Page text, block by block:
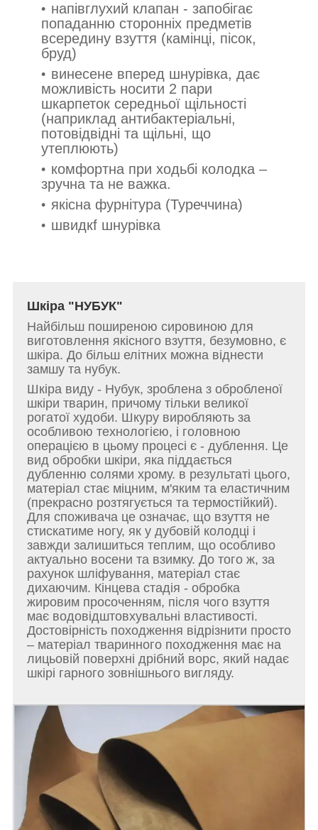
напівглухий клапан - запобігає
попаданню сторонніх предметів
всередину взуття (камінці, пісок,
бруд)
винесене вперед шнурівка, дає
можливість носити 2 пари
шкарпеток середньої щільності
(наприклад антибактеріальні,
потовідвідні та щільні, що
утеплюють)
комфортна при ходьбі колодка –
зручна та не важка.
якісна фурнітура (Туреччина)
швидкf шнурівка
Шкіра "НУБУК"
Найбільш поширеною сировиною для
виготовлення якісного взуття, безумовно, є
шкіра. До більш елітних можна віднести
замшу та нубук.
Шкіра виду - Нубук, зроблена з обробленої
шкіри тварин, причому тільки великої
рогатої худоби. Шкуру виробляють за
особливою технологією, і головною
операцією в цьому процесі є - дублення. Це
вид обробки шкіри, яка піддається
дубленню солями хрому. в результаті цього,
матеріал стає міцним, м'яким та еластичним
(прекрасно розтягується та термостійкий).
Для споживача це означає, що взуття не
стискатиме ногу, як у дубовій колодці і
завжди залишиться теплим, що особливо
актуально восени та взимку. До того ж, за
рахунок шліфування, матеріал стає
дихаючим. Кінцева стадія - обробка
жировим просоченням, після чого взуття
має водовідштовхувальні властивості.
Достовірність походження відрізнити просто
– матеріал тваринного походження має на
лицьовій поверхні дрібний ворс, який надає
шкірі гарного зовнішнього вигляду.